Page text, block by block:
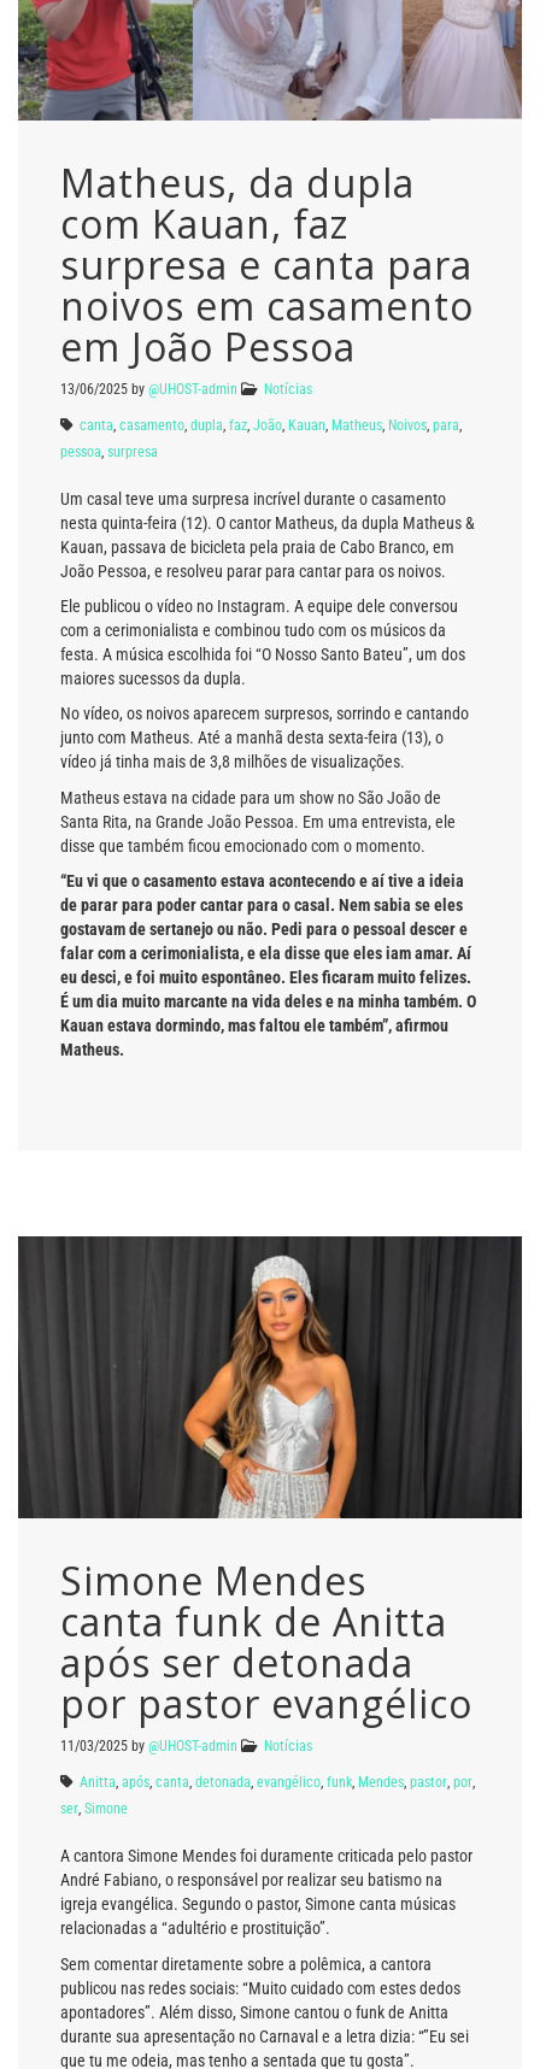
Matheus, da dupla
com Kauan, faz
surpresa e canta para
noivos em casamento
em João Pessoa
13/06/2025 by @UHOST-admin Notícias
canta casamento dupla faz João Kauan Matheus Noivos para
pessoa surpresa
Um casal teve uma surpresa incrível durante o casamento
nesta quinta-feira (12). O cantor Matheus, da dupla Matheus &
Kauan, passava de bicicleta pela praia de Cabo Branco, em
João Pessoa, e resolveu parar para cantar para os noivos.
Ele publicou o vídeo no Instagram. A equipe dele conversou
com a cerimonialista e combinou tudo com os músicos da
festa. A música escolhida foi “O Nosso Santo Bateu”, um dos
maiores sucessos da dupla.
No vídeo, os noivos aparecem surpresos, sorrindo e cantando
junto com Matheus. Até a manhã desta sexta-feira (13), o
vídeo já tinha mais de 3,8 milhões de visualizações.
Matheus estava na cidade para um show no São João de
Santa Rita, na Grande João Pessoa. Em uma entrevista, ele
disse que também ficou emocionado com o momento.
“Eu vi que o casamento estava acontecendo e aí tive a ideia
de parar para poder cantar para o casal. Nem sabia se eles
gostavam de sertanejo ou não. Pedi para o pessoal descer e
falar com a cerimonialista, e ela disse que eles iam amar. Aí
eu desci, e foi muito espontâneo. Eles ficaram muito felizes.
É um dia muito marcante na vida deles e na minha também. O
Kauan estava dormindo, mas faltou ele também”, afirmou
Matheus.
Simone Mendes
canta funk de Anitta
após ser detonada
por pastor evangélico
11/03/2025 by @UHOST-admin Notícias
Anitta, após, canta, detonada, evangélico, funk, Mendes, pastor, por,
ser, Simone
A cantora Simone Mendes foi duramente criticada pelo pastor
André Fabiano, o responsável por realizar seu batismo na
igreja evangélica. Segundo o pastor, Simone canta músicas
relacionadas a “adultério e prostituição”.
Sem comentar diretamente sobre a polêmica, a cantora
publicou nas redes sociais: “Muito cuidado com estes dedos
apontadores”. Além disso, Simone cantou o funk de Anitta
durante sua apresentação no Carnaval e a letra dizia: “”Eu sei
que tu me odeia, mas tenho a sentada que tu gosta”.